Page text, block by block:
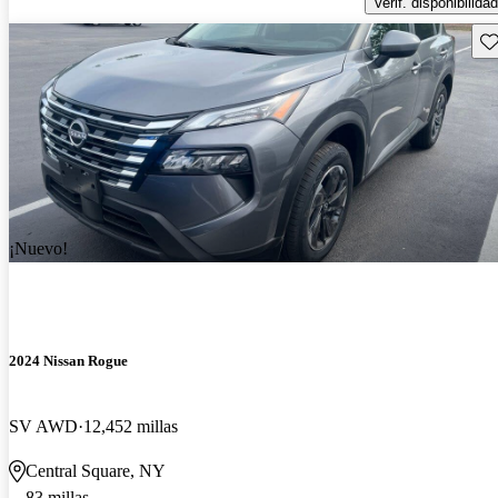
¡Nuevo!
2024 Nissan Rogue
SV AWD 12,452 millas
Central Square, NY